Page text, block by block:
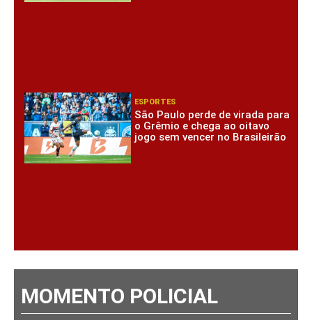
ESPORTES
São Paulo perde de virada para
o Grêmio e chega ao oitavo
jogo sem vencer no Brasileirão
MOMENTO POLICIAL